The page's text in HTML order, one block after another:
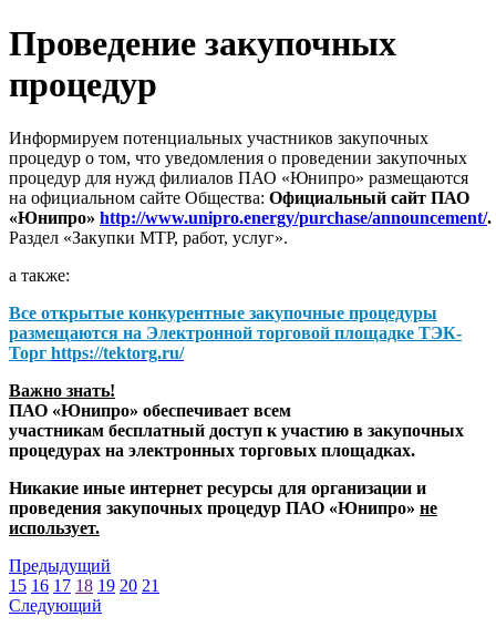
Проведение закупочных
процедур
Информируем потенциальных участников закупочных
процедур о том, что уведомления о проведении закупочных
процедур для нужд филиалов ПАО «Юнипро» размещаются
на официальном сайте Общества: Официальный сайт ПАО
«Юнипро» http://www.unipro.energy/purchase/announcement/.
Раздел «Закупки МТР, работ, услуг».
а также:
Все открытые конкурентные закупочные процедуры
размещаются на Электронной торговой площадке ТЭК-
Торг https://tektorg.ru/
Важно знать!
ПАО «Юнипро» обеспечивает всем
участникам бесплатный доступ к участию в закупочных
процедурах на электронных торговых площадках.
Никакие иные интернет ресурсы для организации и
проведения закупочных процедур ПАО «Юнипро» не
использует.
Предыдущий
15 16 17 18 19 20 21
Следующий